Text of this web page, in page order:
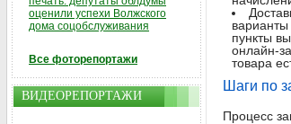
пункты
онлайн-
товара
Шаги по
Процесс
оценили успехи Волжского
дома соцобслуживания
Все фоторепортажи
ВИДЕОРЕПОРТАЖИ